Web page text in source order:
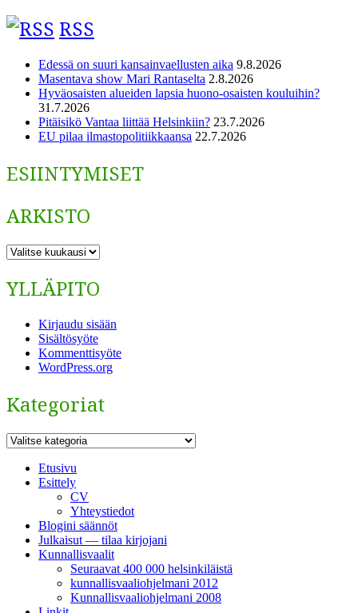
RSS
Edessä on suuri kansainvaellusten aika 9.8.2026
Masentava show Mari Rantaselta 2.8.2026
Hyväosaisten alueiden lapsia huono-osaisten kouluihin?
31.7.2026
Pitäisikö Vantaa liittää Helsinkiin? 23.7.2026
EU pilaa ilmastopolitiikkaansa 22.7.2026
ESIINTYMISET
ARKISTO
ARKISTO
YLLÄPITO
Kirjaudu sisään
Sisältösyöte
Kommenttisyöte
WordPress.org
Kategoriat
Kategoriat
Etusivu
Esittely
CV
Yhteystiedot
Blogini säännöt
Julkaisut — tilaa kirjojani
Kunnallisvaalit
Seuraavat 400 000 helsinkiläistä
kunnallisvaaliohjelmani 2012
Kunnallisvaaliohjelmani 2008